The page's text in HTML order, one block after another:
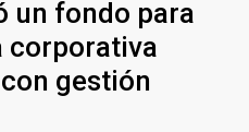
un fondo para
corporativa
gestión